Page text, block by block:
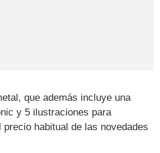
que además incluye una
y 5 ilustraciones para
habitual de las novedades